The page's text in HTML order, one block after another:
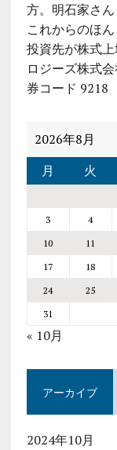
方。明石家さん
これからのほ
投資先が株式
ロジーズ株式
券コード 9218
2026年8月
月
火
3
4
10
11
17
18
24
25
31
« 10月
アーカイブ
2024年10月